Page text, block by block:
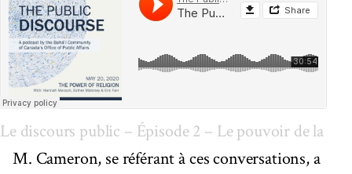
Le discours public – Épisode 2 – Le pouvoir de la
M. Cameron, se référant à ces conversations, a